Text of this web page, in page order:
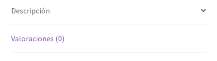
Descripción
Valoraciones (0)